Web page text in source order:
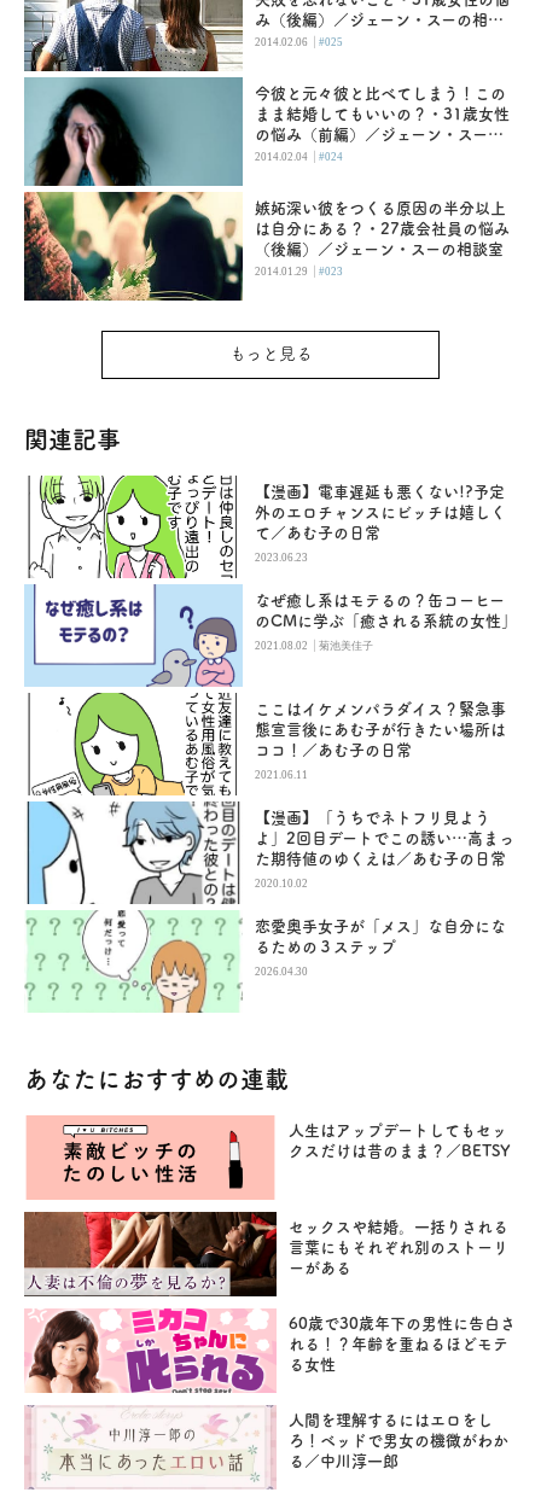
み（後編）／ジェーン・スーの相談
室
2014.02.06 |#025
今彼と元々彼と比べてしまう！この
まま結婚してもいいの？・31歳女性
の悩み（前編）／ジェーン・スーの
相談室
2014.02.04 |#024
嫉妬深い彼をつくる原因の半分以上
は自分にある？・27歳会社員の悩み
（後編）／ジェーン・スーの相談室
2014.01.29 |#023
もっと見る
関連記事
【漫画】電車遅延も悪くない!?予定
外のエロチャンスにビッチは嬉しく
て／あむ子の日常
2023.06.23
なぜ癒し系はモテるの？缶コーヒー
のCMに学ぶ「癒される系統の女性」
2021.08.02 |菊池美佳子
ここはイケメンパラダイス？緊急事
態宣言後にあむ子が行きたい場所は
ココ！／あむ子の日常
2021.06.11
【漫画】「うちでネトフリ見よう
よ」2回目デートでこの誘い…高まっ
た期待値のゆくえは／あむ子の日常
2020.10.02
恋愛奥手女子が「メス」な自分にな
るための３ステップ
2026.04.30
あなたにおすすめの連載
人生はアップデートしてもセッ
クスだけは昔のまま？／BETSY
セックスや結婚。一括りされる
言葉にもそれぞれ別のストーリ
ーがある
60歳で30歳年下の男性に告白さ
れる！？年齢を重ねるほどモテ
る女性
人間を理解するにはエロをし
ろ！ベッドで男女の機微がわか
る／中川淳一郎